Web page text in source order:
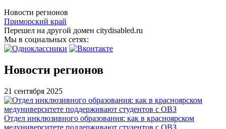
Новости регионов
Приморский край
Перешел на другой домен citydisabled.ru
Мы в социальных сетях:
Новости регионов
21 сентября 2025
Отдел инклюзивного образования: как в красноярском
медуниверситете поддерживают студентов с ОВЗ